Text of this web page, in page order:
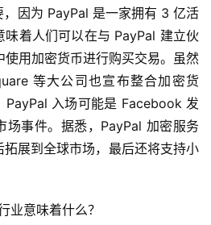
，因为 PayPal 是一家拥有 3 亿活
味着人们可以在与 PayPal 建立伙
用加密货币进行购买交易。虽然
等大公司也宣布整合加密货
PayPal 入场可能是 Facebook 发
场事件。据悉，PayPal 加密服务
展到全球市场，最后还将支持小
业意味着什么？